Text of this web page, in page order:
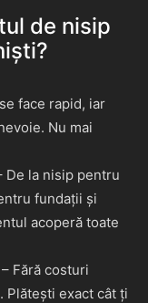
de nisip
face rapid, iar
Nu mai
De la nisip pentru
fundații și
acoperă toate
– Fără costuri
Plătești exact cât ți